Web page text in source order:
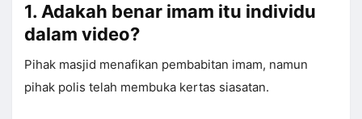
1. Adakah benar imam itu individu
dalam video?
Pihak masjid menafikan pembabitan imam, namun
pihak polis telah membuka kertas siasatan.